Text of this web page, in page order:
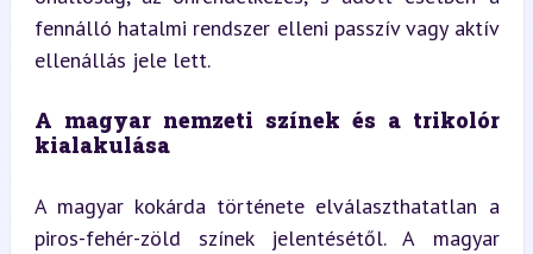
fennálló hatalmi rendszer elleni passzív vagy aktív
ellenállás jele lett.
A magyar nemzeti színek és a trikolór
kialakulása
A magyar kokárda története elválaszthatatlan a
piros-fehér-zöld színek jelentésétől. A magyar